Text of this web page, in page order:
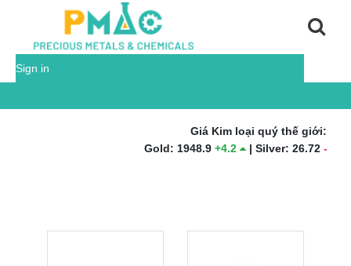
Sign in
Giá Kim loại quý thế giới:
Gold:1948.9 +4.2 |Silver:26.72 -0.31